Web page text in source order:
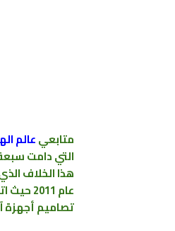
متابعيعالم
التي دامت
هذا الخلاف
تصاميم أجهزة